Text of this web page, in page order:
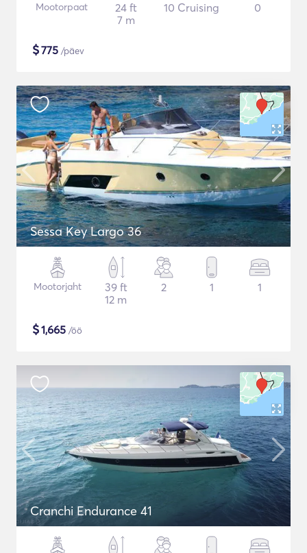
Mootorpaat
24 ft
7 m
10 Cruising 0
$775 /päev
Sessa Key Largo 36
Mootorjaht
39 ft
12 m
2 1 1
$1,665 /öö
Cranchi Endurance 41